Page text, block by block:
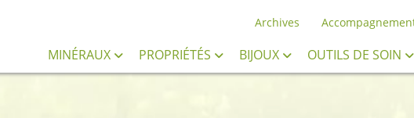
Archives
MINÉRAUX PROPRIÉTÉS BIJOUX OUTILS DE SOIN